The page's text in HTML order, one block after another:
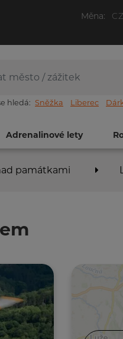
Měna:
hledá: Sněžka Liberec
Adrenalinové lety
památkami